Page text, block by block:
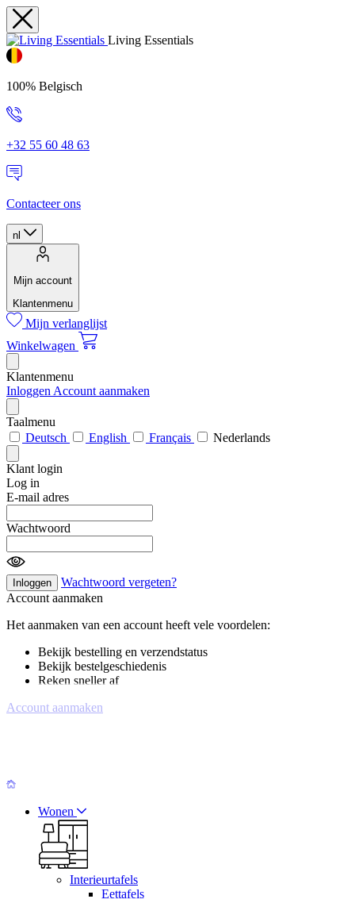
Living Essentials
100% Belgisch
+32 55 60 48 63
Contacteer ons
nl
Mijn account
Klantenmenu
Mijn verlanglijst
Winkelwagen
Klantenmenu
Inloggen Account aanmaken
Taalmenu
Deutsch
English Français Nederlands
Klant login
Log in
E-mail adres
Wachtwoord
Inloggen
Wachtwoord vergeten?
Account aanmaken
Het aanmaken van een account heeft vele voordelen:
Bekijk bestelling en verzendstatus
Bekijk bestelgeschiedenis
Reken sneller af
Account aanmaken
Wonen
Interieurtafels
Eettafels